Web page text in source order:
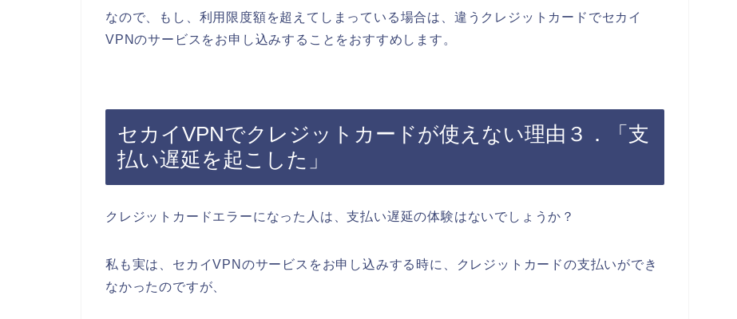
なので、もし、利用限度額を超えてしまっている場合は、違うクレジットカードでセカイ
VPNのサービスをお申し込みすることをおすすめします。
セカイVPNでクレジットカードが使えない理由３．「支
払い遅延を起こした」
クレジットカードエラーになった人は、支払い遅延の体験はないでしょうか？
私も実は、セカイVPNのサービスをお申し込みする時に、クレジットカードの支払いができ
なかったのですが、